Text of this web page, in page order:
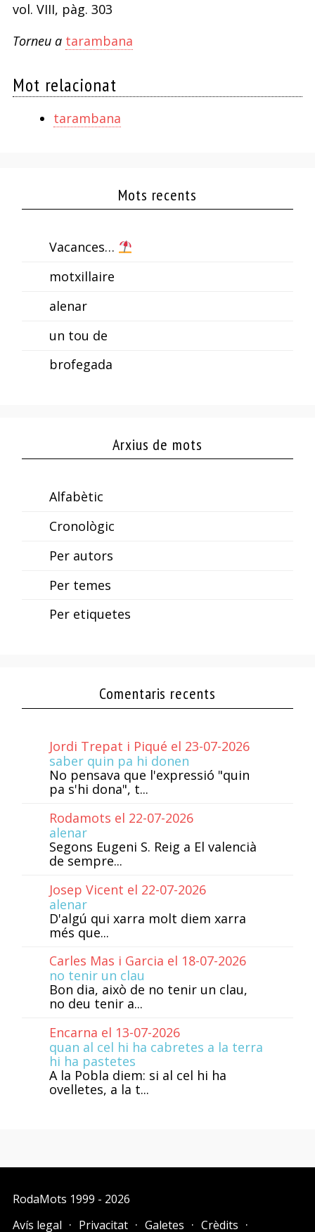
vol. VIII, pàg. 303
Torneu a tarambana
Mot relacionat
tarambana
Mots recents
Vacances…
motxillaire
alenar
un tou de
brofegada
Arxius de mots
Alfabètic
Cronològic
Per autors
Per temes
Per etiquetes
Comentaris recents
Jordi Trepat i Piqué el 23-07-2026
saber quin pa hi donen
No pensava que l'expressió "quin
pa s'hi dona", t...
Rodamots el 22-07-2026
alenar
Segons Eugeni S. Reig a El valencià
de sempre...
Josep Vicent el 22-07-2026
alenar
D'algú qui xarra molt diem xarra
més que...
Carles Mas i Garcia el 18-07-2026
no tenir un clau
Bon dia, això de no tenir un clau,
no deu tenir a...
Encarna el 13-07-2026
quan al cel hi ha cabretes a la terra
hi ha pastetes
A la Pobla diem: si al cel hi ha
ovelletes, a la t...
RodaMots 1999 - 2026
Avís legal
Privacitat Galetes
Crèdits